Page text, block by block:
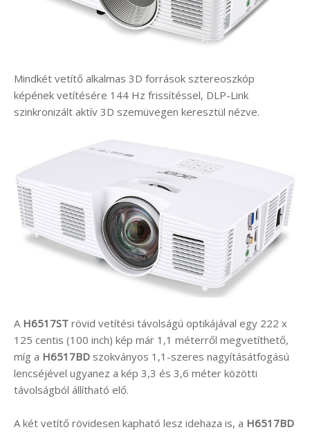
Mindkét vetítő alkalmas 3D források sztereoszkóp
képének vetítésére 144 Hz frissítéssel, DLP-Link
szinkronizált aktív 3D szemüvegen keresztül nézve.
A H6517ST rövid vetítési távolságú optikájával egy 222 x
125 centis (100 inch) kép már 1,1 méterről megvetíthető,
míg a H6517BD szokványos 1,1-szeres nagyításátfogású
lencséjével ugyanez a kép 3,3 és 3,6 méter közötti
távolságból állítható elő.
A két vetítő rövidesen kapható lesz idehaza is, a H6517BD